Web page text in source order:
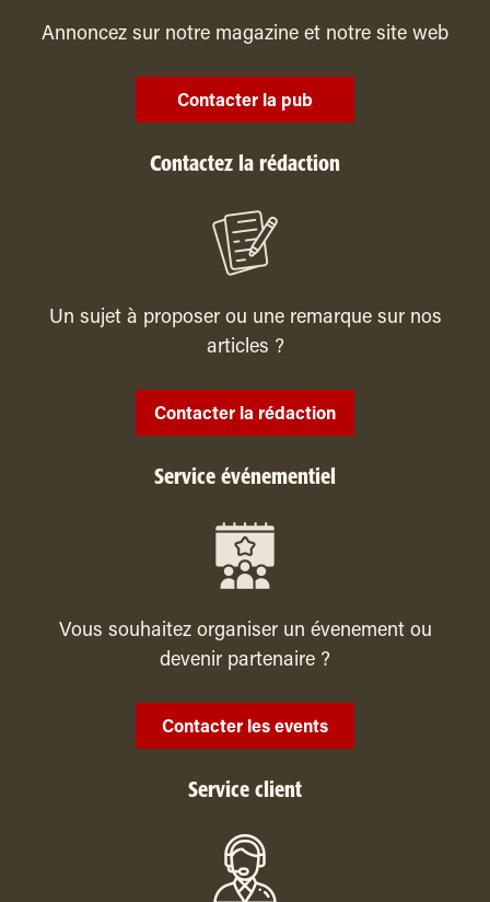
Annoncez sur notre magazine et notre site web
Contacter la pub
Contactez la rédaction
Un sujet à proposer ou une remarque sur nos
articles ?
Contacter la rédaction
Service événementiel
Vous souhaitez organiser un évenement ou
devenir partenaire ?
Contacter les events
Service client